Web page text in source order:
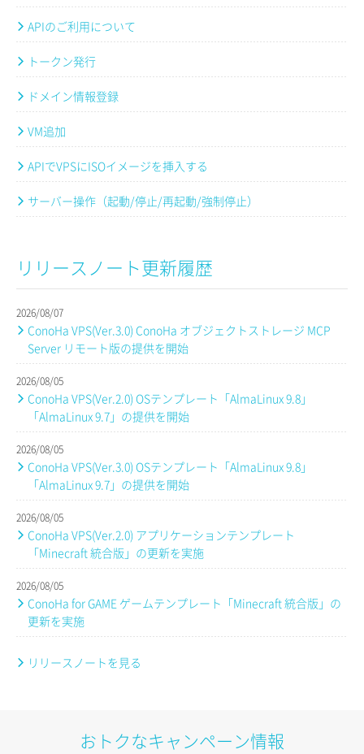
APIのご利用について
トークン発行
ドメイン情報登録
VM追加
APIでVPSにISOイメージを挿入する
サーバー操作（起動/停止/再起動/強制停止）
リリースノート更新履歴
2026/08/07
ConoHa VPS(Ver.3.0) ConoHa オブジェクトストレージ MCP
Server リモート版の提供を開始
2026/08/05
ConoHa VPS(Ver.2.0) OSテンプレート「AlmaLinux 9.8」
「AlmaLinux 9.7」の提供を開始
2026/08/05
ConoHa VPS(Ver.3.0) OSテンプレート「AlmaLinux 9.8」
「AlmaLinux 9.7」の提供を開始
2026/08/05
ConoHa VPS(Ver.2.0) アプリケーションテンプレート
「Minecraft 統合版」の更新を実施
2026/08/05
ConoHa for GAME ゲームテンプレート「Minecraft 統合版」の
更新を実施
リリースノートを見る
おトクなキャンペーン情報